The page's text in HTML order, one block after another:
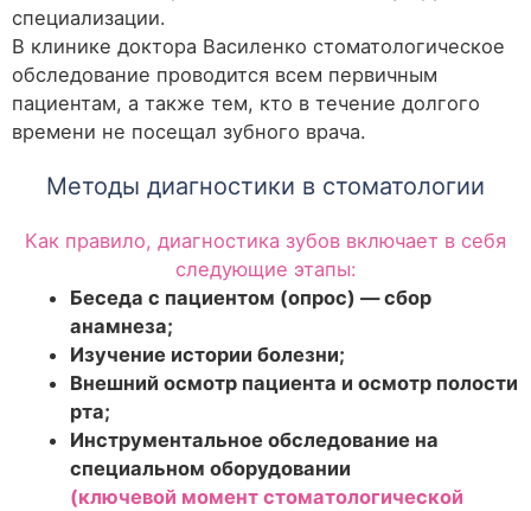
специализации.
В клинике доктора Василенко стоматологическое
обследование проводится всем первичным
пациентам, а также тем, кто в течение долгого
времени не посещал зубного врача.
Методы диагностики в стоматологии
Как правило, диагностика зубов включает в себя
следующие этапы:
Беседа с пациентом (опрос) — сбор
анамнеза;
Изучение истории болезни;
Внешний осмотр пациента и осмотр полости
рта;
Инструментальное обследование на
специальном оборудовании
(ключевой момент стоматологической